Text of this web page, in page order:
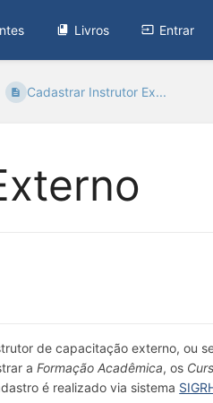
Livros Entrar
Cadastrar Instrutor Ex...
de capacitação externo, ou
aFormação Acadêmica, os
é realizado via sistema